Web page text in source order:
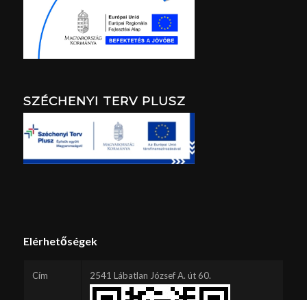
SZÉCHENYI TERV PLUSZ
Elérhetőségek
Cím 2541 Lábatlan József A. út 60.